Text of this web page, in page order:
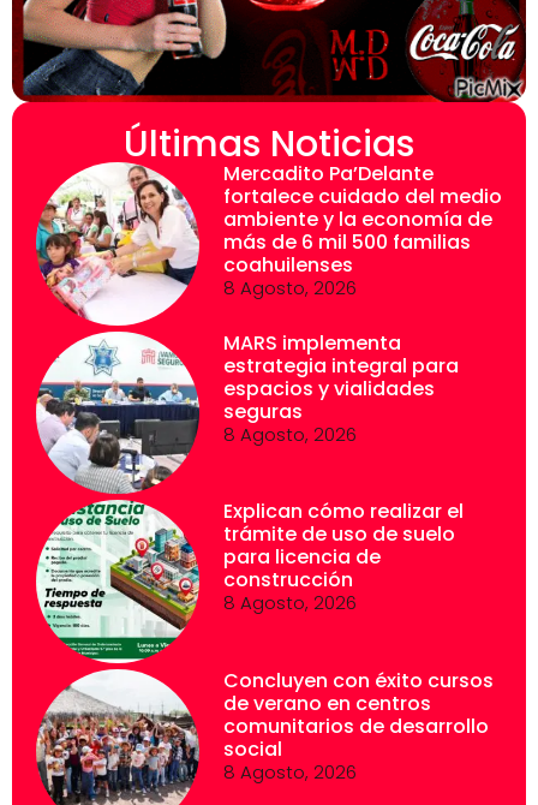
Últimas Noticias
Mercadito Pa’Delante
fortalece cuidado del medio
ambiente y la economía de
más de 6 mil 500 familias
coahuilenses
8 Agosto, 2026
MARS implementa
estrategia integral para
espacios y vialidades
seguras
8 Agosto, 2026
Explican cómo realizar el
trámite de uso de suelo
para licencia de
construcción
8 Agosto, 2026
Concluyen con éxito cursos
de verano en centros
comunitarios de desarrollo
social
8 Agosto, 2026